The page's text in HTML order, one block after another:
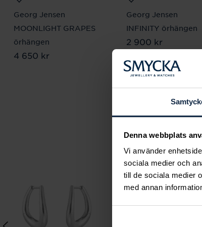
Denna webbplats
Vi använder
sociala medier och
till de sociala medier
med annan
Georg Jensen
MOONLIGHT GRAPES
örhängen
Pris:4 650 kr
4 650 kr
Georg Jensen
INFINITY örhängen
Pris:2 900 kr
2 900 kr